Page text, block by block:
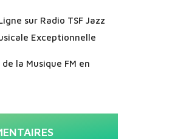
sur Radio TSF Jazz
Exceptionnelle
la Musique FM en